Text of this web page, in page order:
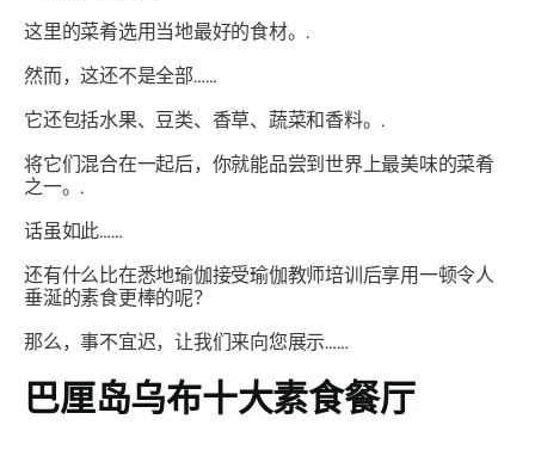
这里的菜肴选用当地最好的食材。.
然而，这还不是全部……
它还包括水果、豆类、香草、蔬菜和香料。.
将它们混合在一起后，你就能品尝到世界上最美味的菜肴
之一。.
话虽如此……
还有什么比在悉地瑜伽接受瑜伽教师培训后享用一顿令人
垂涎的素食更棒的呢？
那么，事不宜迟，让我们来向您展示……
巴厘岛乌布十大素食餐厅